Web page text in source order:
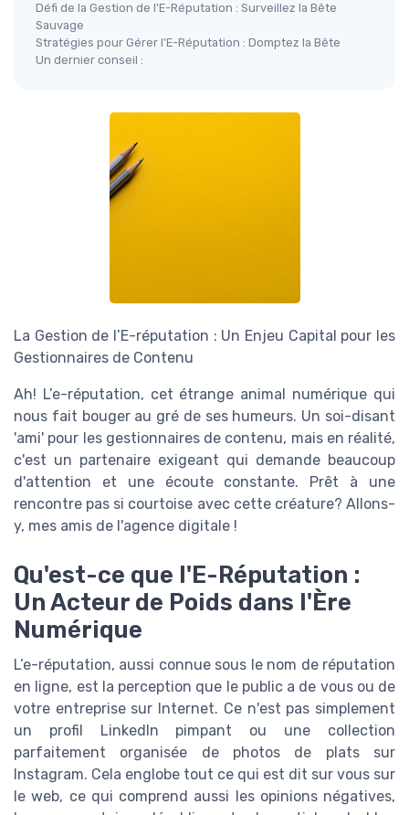
Défi de la Gestion de l'E-Réputation : Surveillez la Bête
Sauvage
Stratégies pour Gérer l'E-Réputation : Domptez la Bête
Un dernier conseil :
La Gestion de l’E-réputation : Un Enjeu Capital pour les
Gestionnaires de Contenu
Ah! L’e-réputation, cet étrange animal numérique qui
nous fait bouger au gré de ses humeurs. Un soi-disant
'ami' pour les gestionnaires de contenu, mais en réalité,
c'est un partenaire exigeant qui demande beaucoup
d'attention et une écoute constante. Prêt à une
rencontre pas si courtoise avec cette créature? Allons-
y, mes amis de l'agence digitale !
Qu'est-ce que l'E-Réputation :
Un Acteur de Poids dans l'Ère
Numérique
L’e-réputation, aussi connue sous le nom de réputation
en ligne, est la perception que le public a de vous ou de
votre entreprise sur Internet. Ce n'est pas simplement
un profil LinkedIn pimpant ou une collection
parfaitement organisée de photos de plats sur
Instagram. Cela englobe tout ce qui est dit sur vous sur
le web, ce qui comprend aussi les opinions négatives,